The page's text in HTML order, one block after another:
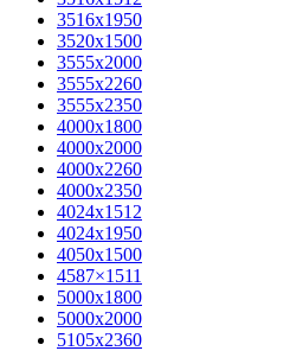
3516х1950
3520х1500
3555х2000
3555х2260
3555х2350
4000х1800
4000х2000
4000х2260
4000х2350
4024х1512
4024х1950
4050х1500
4587×1511
5000х1800
5000х2000
5105х2360